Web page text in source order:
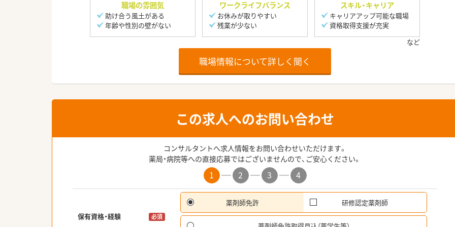
職場の雰囲気
助け合う風土がある
年齢や性別の壁がない
ワークライフバランス
お休みが取りやすい
残業が少ない
スキル・キャリア
キャリアアップ可能な職場
資格取得支援が充実
職場情報について詳しく聞く
この求人へのお問い合わせ
コンサルタントへ求人情報をお問い合わせいただけます。
薬局・病院等への直接応募ではございませんので、ご安心ください。
1 2 3 4
保有資格・経験 必須
薬剤師免許 研修認定薬剤師